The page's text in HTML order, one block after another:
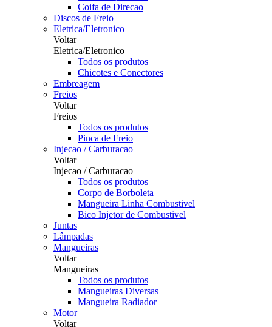
Coifa de Direcao
Discos de Freio
Eletrica/Eletronico
Voltar
Eletrica/Eletronico
Todos os produtos
Chicotes e Conectores
Embreagem
Freios
Voltar
Freios
Todos os produtos
Pinca de Freio
Injecao / Carburacao
Voltar
Injecao / Carburacao
Todos os produtos
Corpo de Borboleta
Mangueira Linha Combustivel
Bico Injetor de Combustivel
Juntas
Lâmpadas
Mangueiras
Voltar
Mangueiras
Todos os produtos
Mangueiras Diversas
Mangueira Radiador
Motor
Voltar